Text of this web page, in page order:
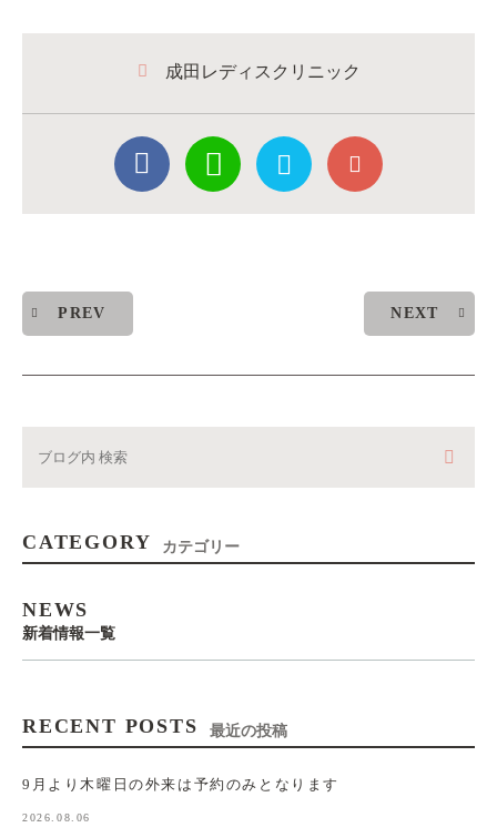
成田レディスクリニック
PREV NEXT
CATEGORY カテゴリー
NEWS
新着情報一覧
RECENT POSTS 最近の投稿
9月より木曜日の外来は予約のみとなります
2026.08.06